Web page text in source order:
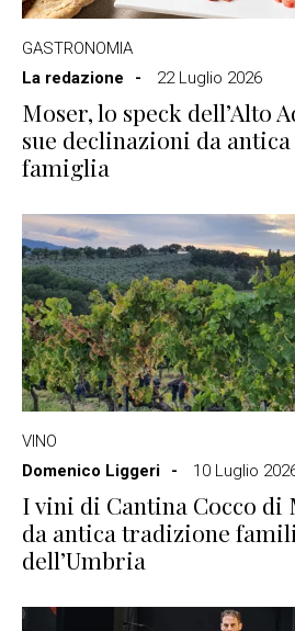
GASTRONOMIA
La redazione
22 Luglio 2026
Moser, lo speck dell’Alto
sue declinazioni da
famiglia
VINO
Domenico Liggeri
10 Luglio
I vini di Cantina Cocco di
da antica tradizione
dell’Umbria